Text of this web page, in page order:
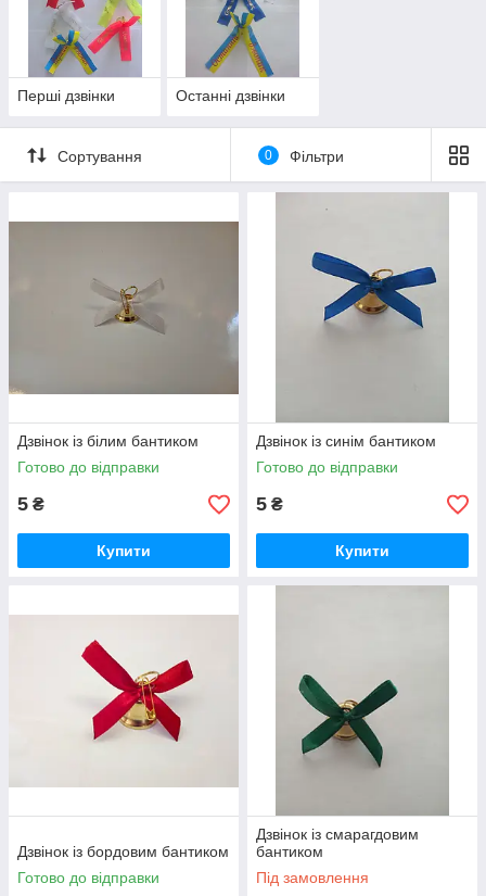
Перші дзвінки Останні дзвінки
Сортування 0 Фільтри
Дзвінок із білим бантиком
Готово до відправки
5 ₴
Купити
Дзвінок із синім бантиком
Готово до відправки
5 ₴
Купити
Дзвінок із бордовим бантиком
Готово до відправки
Дзвінок із смарагдовим
бантиком
Під замовлення